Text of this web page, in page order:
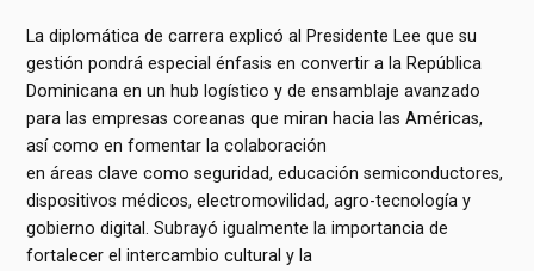
La diplomática de carrera explicó al Presidente Lee que su
gestión pondrá especial énfasis en convertir a la República
Dominicana en un hub logístico y de ensamblaje avanzado
para las empresas coreanas que miran hacia las Américas,
así como en fomentar la colaboración
en áreas clave como seguridad, educación semiconductores,
dispositivos médicos, electromovilidad, agro-tecnología y
gobierno digital. Subrayó igualmente la importancia de
fortalecer el intercambio cultural y la